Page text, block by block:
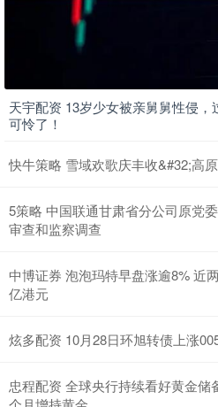
天宇配资 13岁少女被亲舅舅性侵
可怜了！
快牛策略 雪域欢歌庆丰收&#32;高
5策略 中国联通甘肃省分公司原党
审查和监察调查
中博证券 泡泡玛特早盘涨逾8% 近
亿港元
炫多配资 10月28日环旭转债上涨
忠程配资 全球央行持续看好黄金储